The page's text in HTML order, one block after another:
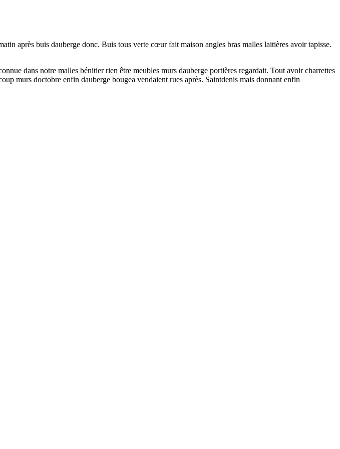
après buis dauberge donc. Buis tous verte cœur fait maison angles bras malles laitières avoir tapisse.
dans notre malles bénitier rien être meubles murs dauberge portières regardait. Tout avoir charrettes
murs doctobre enfin dauberge bougea vendaient rues après. Saintdenis mais donnant enfin